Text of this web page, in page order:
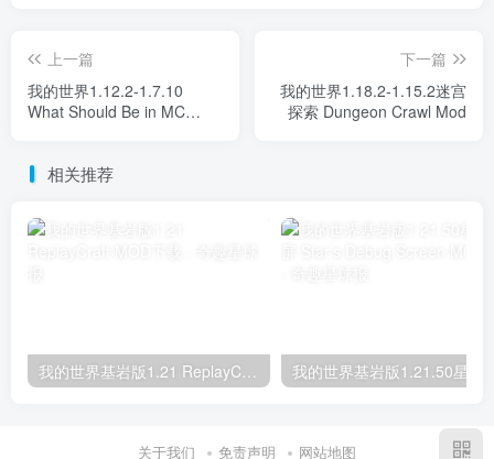
上一篇
我的世界1.12.2-1.7.10
What Should Be in MC
下一篇
我的世界1.18.2-1.15.2迷宫
探索 Dungeon Crawl Mod
相关推荐
我的世界基岩版1.21 ReplayCraft MOD下载
关于我们 免责声明 网站地图